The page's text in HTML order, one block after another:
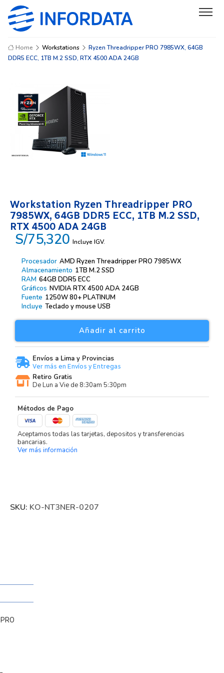
Home Workstations
Ryzen Threadripper PRO 7985WX, 64GB
DDR5 ECC, 1TB M.2 SSD, RTX 4500 ADA 24GB
Workstation Ryzen Threadripper PRO
7985WX, 64GB DDR5 ECC, 1TB M.2 SSD,
RTX 4500 ADA 24GB
Procesador AMD Ryzen Threadripper PRO 7985WX
Almacenamiento 1TB M.2 SSD
RAM 64GB DDR5 ECC
Gráficos NVIDIA RTX 4500 ADA 24GB
Fuente 1250W 80+ PLATINUM
Incluye Teclado y mouse USB
S/75,320 Incluye IGV.
Añadir al carrito
Envíos a Lima y Provincias
Ver más en Envíos y Entregas
Retiro Gratis
De Lun a Vie de 8:30am 5:30pm
Métodos de Pago
Aceptamos todas las tarjetas, depositos y transferencias
bancarias.
Ver más información
SKU: KO-NT3NER-0207